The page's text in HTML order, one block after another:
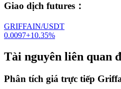
Giao dịch futures ：
GRIFFAIN/USDT
0.0097+10.35%
Tài nguyên liên quan
Phân tích giá trực tiếp